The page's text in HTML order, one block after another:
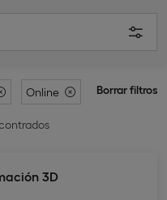
Online Borrar filtros
3D